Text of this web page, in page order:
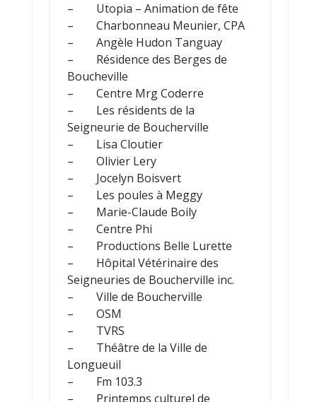
– Utopia – Animation de fête
– Charbonneau Meunier, CPA
– Angèle Hudon Tanguay
– Résidence des Berges de
Boucheville
– Centre Mrg Coderre
– Les résidents de la
Seigneurie de Boucherville
– Lisa Cloutier
– Olivier Lery
– Jocelyn Boisvert
– Les poules à Meggy
– Marie-Claude Boily
– Centre Phi
– Productions Belle Lurette
– Hôpital Vétérina​ire des
Seigneuries de Boucherville inc.
– Ville de Boucherville
– OSM
– TVRS
– Théâtre de la Ville de
Longueuil
– Fm 103.3
– Printemps culturel de